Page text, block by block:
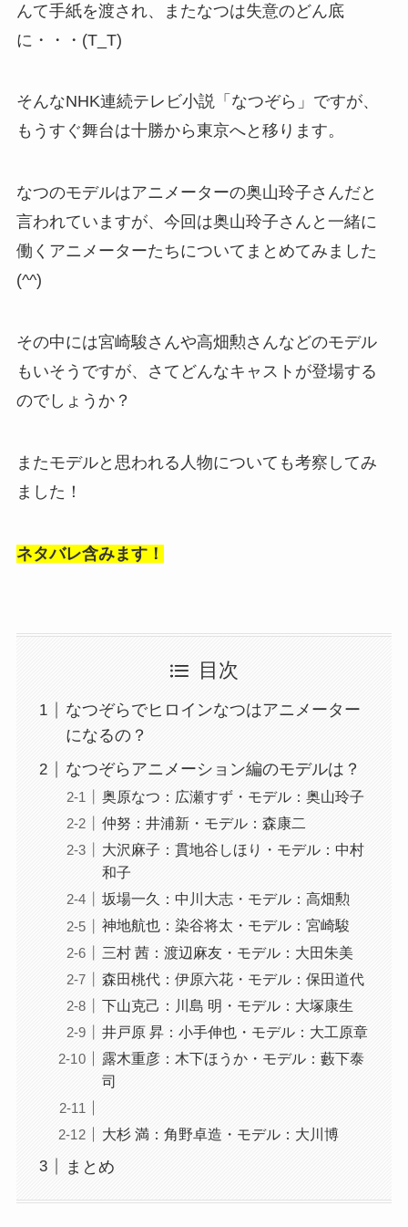
んて手紙を渡され、またなつは失意のどん底
に・・・(T_T)
そんなNHK連続テレビ小説「なつぞら」ですが、
もうすぐ舞台は十勝から東京へと移ります。
なつのモデルはアニメーターの奥山玲子さんだと
言われていますが、今回は奥山玲子さんと一緒に
働くアニメーターたちについてまとめてみました
(^^)
その中には宮崎駿さんや高畑勲さんなどのモデル
もいそうですが、さてどんなキャストが登場する
のでしょうか？
またモデルと思われる人物についても考察してみ
ました！
ネタバレ含みます！
目次
なつぞらでヒロインなつはアニメーター
になるの？
なつぞらアニメーション編のモデルは？
奥原なつ：広瀬すず・モデル：奥山玲子
仲努：井浦新・モデル：森康二
大沢麻子：貫地谷しほり・モデル：中村
和子
坂場一久：中川大志・モデル：高畑勲
神地航也：染谷将太・モデル：宮崎駿
三村 茜：渡辺麻友・モデル：大田朱美
森田桃代：伊原六花・モデル：保田道代
下山克己：川島 明・モデル：大塚康生
井戸原 昇：小手伸也・モデル：大工原章
露木重彦：木下ほうか・モデル：藪下泰
司
大杉 満：角野卓造・モデル：大川博
まとめ